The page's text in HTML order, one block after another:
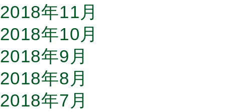
2018年11月
2018年10月
2018年9月
2018年8月
2018年7月